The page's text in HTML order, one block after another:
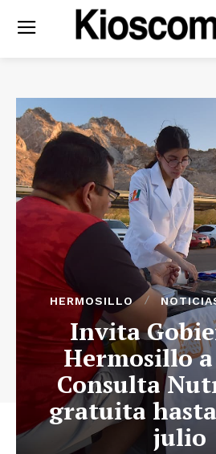
HERMOSILLO
Invita
Hermosillo
Consulta
gratuita
julio